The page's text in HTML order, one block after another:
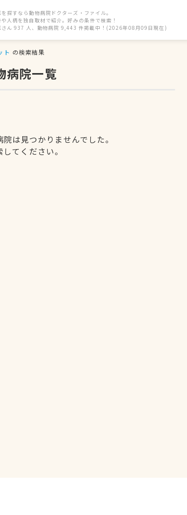
探すなら動物病院ドクターズ・ファイル。
人柄を独自取材で紹介。好みの条件で検索！
さん 937 人、動物病院 9,443 件掲載中！(2026年08月09日現在)
ト の検索結果
病院一覧
は見つかりませんでした。
てください。